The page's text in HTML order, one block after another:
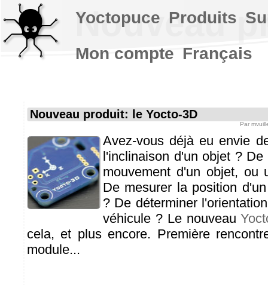
Nouveau
Nouveau produit: le Yocto-3D
Par
Avez-vous déjà eu envie
l'inclinaison d'un objet ?
mouvement d'un objet, ou
De mesurer la position
? De déterminer
véhicule ? Le nouveau
cela, et plus encore. Première
module...
Yoctopuce Produits
Mon compte Français